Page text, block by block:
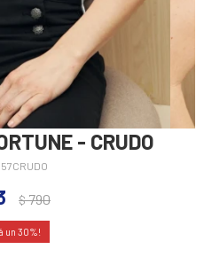
- CRUDO
$790
30